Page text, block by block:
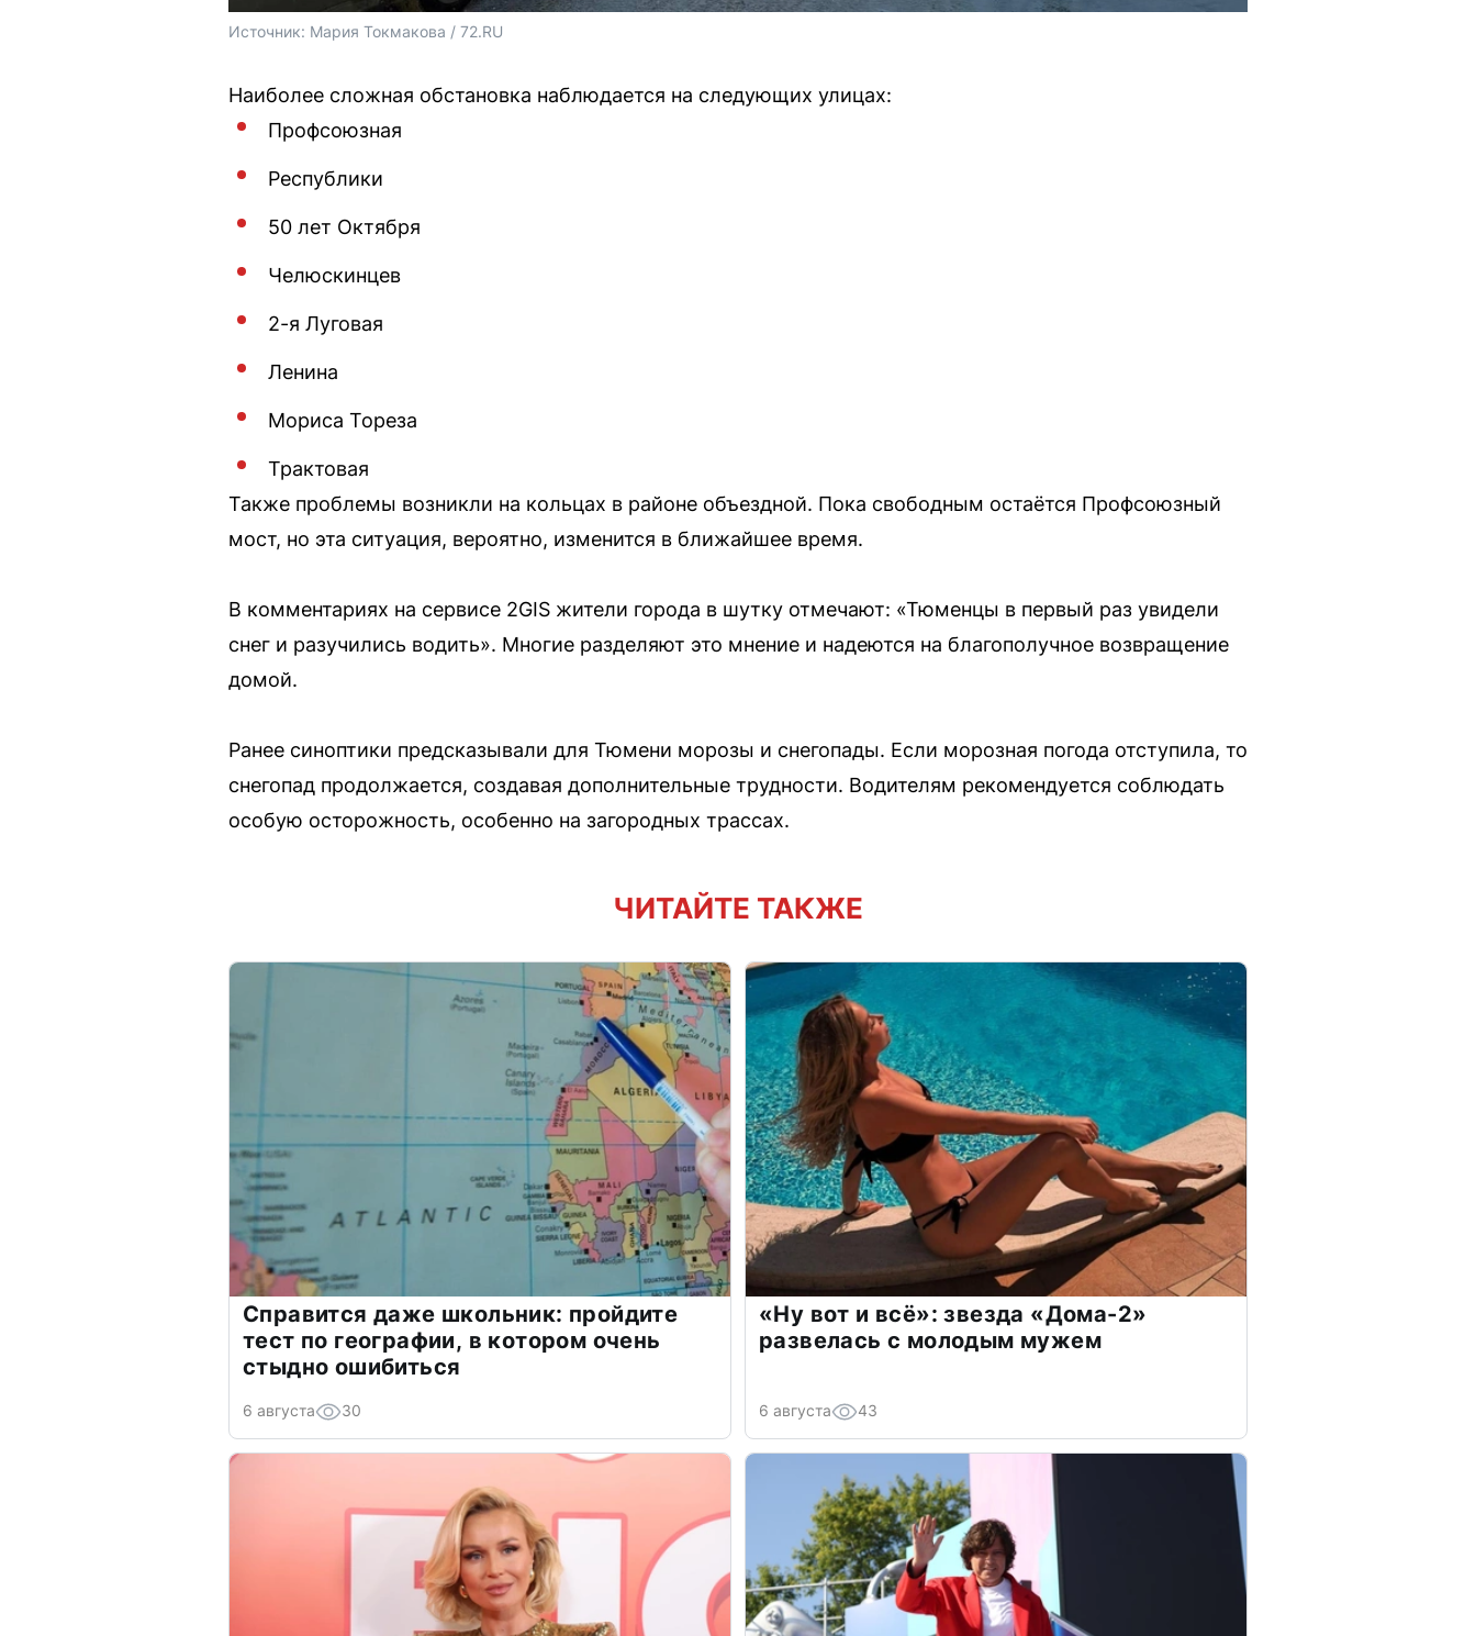
Источник: Мария Токмакова / 72.RU
Наиболее сложная обстановка наблюдается на следующих улицах:
Профсоюзная
Республики
50 лет Октября
Челюскинцев
2-я Луговая
Ленина
Мориса Тореза
Трактовая
Также проблемы возникли на кольцах в районе объездной. Пока свободным остаётся Профсоюзный
мост, но эта ситуация, вероятно, изменится в ближайшее время.
В комментариях на сервисе 2GIS жители города в шутку отмечают: «Тюменцы в первый раз увидели
снег и разучились водить». Многие разделяют это мнение и надеются на благополучное возвращение
домой.
Ранее синоптики предсказывали для Тюмени морозы и снегопады. Если морозная погода отступила, то
снегопад продолжается, создавая дополнительные трудности. Водителям рекомендуется соблюдать
особую осторожность, особенно на загородных трассах.
ЧИТАЙТЕ ТАКЖЕ
Справится даже школьник: пройдите
тест по географии, в котором очень
стыдно ошибиться
6 августа 30
«Ну вот и всё»: звезда «Дома-2»
развелась с молодым мужем
6 августа 43